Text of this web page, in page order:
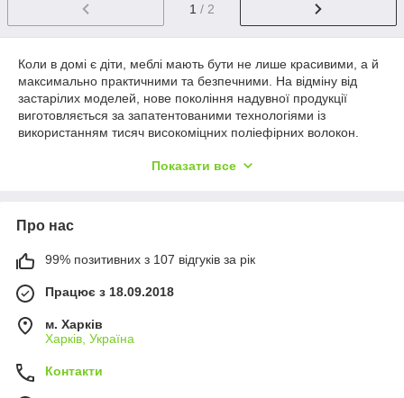
1 / 2
Коли в домі є діти, меблі мають бути не лише красивими, а й
максимально практичними та безпечними. На відміну від
застарілих моделей, нове покоління надувної продукції
виготовляється за запатентованими технологіями із
використанням тисяч високоміцних поліефірних волокон.
тіла, не деформується з часом та забезпечує правильну
Для вітальні, дитячої кімнати або тераси чудовим рішенням
легкі, позбавлені гострих кутів, тому повністю безпечні навіть
приємне на дотик флоковане (велюрове) покриття, яке
чиститься вологою ганчіркою та відштовхує вологу.
Надійність конструкції:
Показати все
Про нас
99% позитивних з 107 відгуків за рік
Працює з 18.09.2018
м. Харків
Харків, Україна
Контакти